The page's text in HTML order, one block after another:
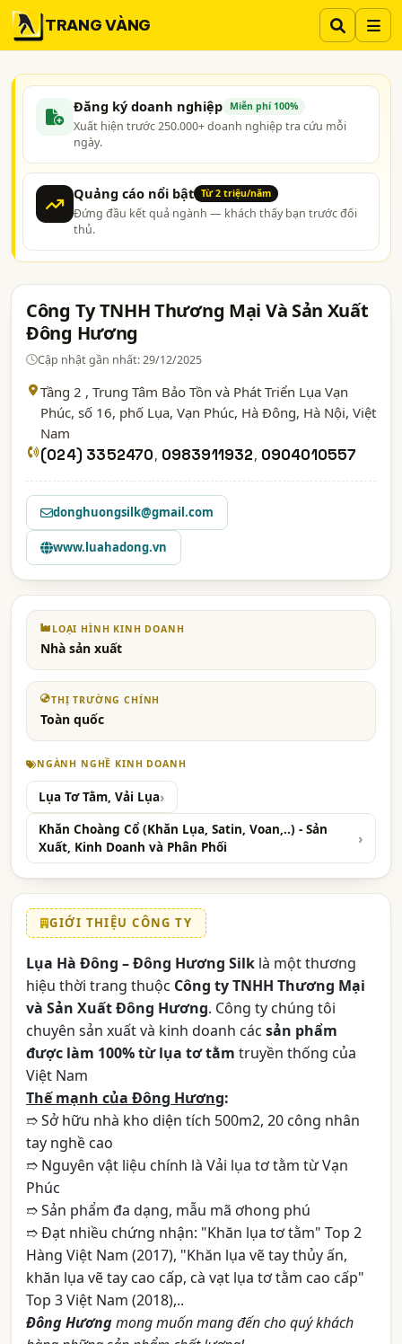
TRANG VÀNG
Đăng ký doanh nghiệp Miễn phí 100%
Xuất hiện trước 250.000+ doanh nghiệp tra cứu mỗi
ngày.
Quảng cáo nổi bật Từ 2 triệu/năm
Đứng đầu kết quả ngành — khách thấy bạn trước đối
thủ.
Công Ty TNHH Thương Mại Và Sản Xuất
Đông Hương
Cập nhật gần nhất: 29/12/2025
Tầng 2 , Trung Tâm Bảo Tồn và Phát Triển Lụa Vạn
Phúc, số 16, phố Lụa, Vạn Phúc, Hà Đông, Hà Nội, Việt
Nam
(024) 3352470, 0983911932, 0904010557
donghuongsilk@gmail.com
www.luahadong.vn
LOẠI HÌNH KINH DOANH
Nhà sản xuất
THỊ TRƯỜNG CHÍNH
Toàn quốc
NGÀNH NGHỀ KINH DOANH
Lụa Tơ Tằm, Vải Lụa
Khăn Choàng Cổ (Khăn Lụa, Satin, Voan,..) - Sản
Xuất, Kinh Doanh và Phân Phối
GIỚI THIỆU CÔNG TY
Lụa Hà Đông – Đông Hương Silk là một thương
hiệu thời trang thuộc Công ty TNHH Thương Mại
và Sản Xuất Đông Hương. Công ty chúng tôi
chuyên sản xuất và kinh doanh các sản phẩm
được làm 100% từ lụa tơ tằm truyền thống của
Việt Nam
Thế mạnh của Đông Hương:
➱ Sở hữu nhà kho diện tích 500m2, 20 công nhân
tay nghề cao
➱ Nguyên vật liệu chính là Vải lụa tơ tằm từ Vạn
Phúc
➱ Sản phẩm đa dạng, mẫu mã ơhong phú
➱ Đạt nhiều chứng nhận: "Khăn lụa tơ tằm" Top 2
Hàng Việt Nam (2017), "Khăn lụa vẽ tay thủy ấn,
khăn lụa vẽ tay cao cấp, cà vạt lụa tơ tằm cao cấp"
Top 3 Việt Nam (2018),..
Đông Hươngmong muốn mang đến cho quý khách